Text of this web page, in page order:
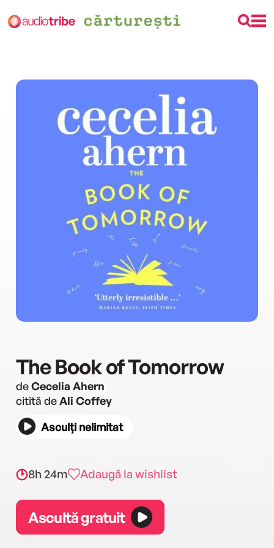
The Book of Tomorrow
deCecelia Ahern
citită deAli Coffey
Asculți nelimitat
8h 24m Adaugă la wishlist
Ascultă gratuit